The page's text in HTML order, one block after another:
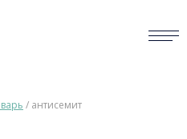
/ антисемит